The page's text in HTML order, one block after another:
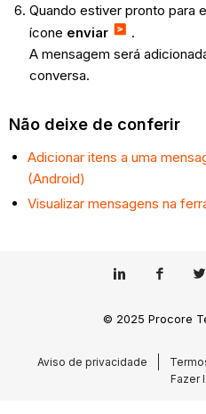
Quando estiver pronto para
ícone enviar
.
A mensagem será
conversa.
Não deixe de conferir
Adicionar itens a uma
(Android)
Visualizar mensagens na
© 2025 Procore
Aviso de privacidade
Fazer